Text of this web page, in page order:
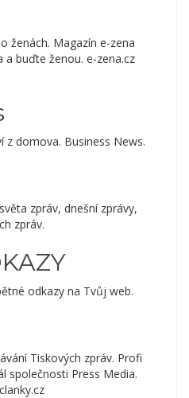
ženách. Magazín e-zena
a buďte ženou. e-zena.cz
z domova. Business News.
zpráv, dnešní zprávy,
zpráv.
odkazy na Tvůj web.
Tiskových zpráv. Profi
společnosti Press Media.